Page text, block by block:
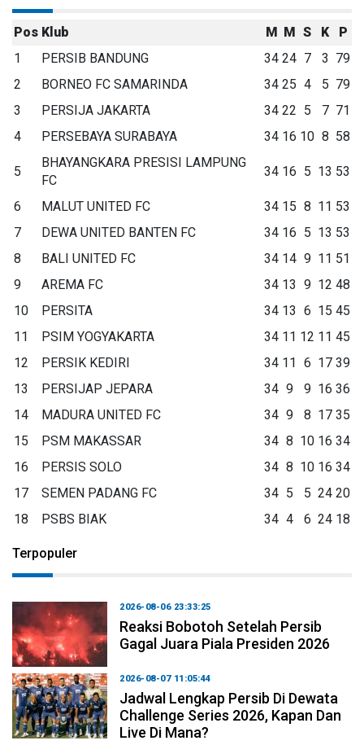
Pos Klub M M S K
P
1
PERSIB BANDUNG 34 24 7 3 79
2
BORNEO FC SAMARINDA 34 25 4 5 79
3
PERSIJA JAKARTA 34 22 5 7 71
4
PERSEBAYA SURABAYA 34 16 10 8 58
5
BHAYANGKARA PRESISI LAMPUNG
FC
34 16 5 13 53
6 MALUT UNITED FC 34 15 8 11 53
7
DEWA UNITED BANTEN FC 34 16 5 13 53
8
BALI UNITED FC 34 14 9 11 51
9
AREMA FC 34 13 9 12 48
10
PERSITA 34 13 6 15 45
11
PSIM YOGYAKARTA 34 11 12 11 45
12
PERSIK KEDIRI 34 11 6 17 39
13
PERSIJAP JEPARA 34 9 9 16 36
14
MADURA UNITED FC 34 9 8 17 35
15
PSM MAKASSAR 34 8 10 16 34
16
PERSIS SOLO 34 8 10 16 34
17
SEMEN PADANG FC 34 5 5 24 20
18
PSBS BIAK 34 4 6 24 18
Terpopuler
2026-08-06 23:33:25
Reaksi Bobotoh Setelah Persib
Gagal Juara Piala Presiden 2026
2026-08-07 11:05:44
Jadwal Lengkap Persib Di Dewata
Challenge Series 2026, Kapan Dan
Live Di Mana?